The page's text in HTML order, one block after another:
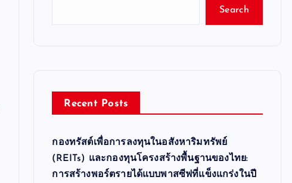
Search
Recent Posts
กองทรัสต์เพื่อการลงทุนในอสังหาริมทรัพย์
(REITs) และกองทุนโครงสร้างพื้นฐานของไทย:
การสร้างพอร์ตรายได้แบบพาสซีฟที่แข็งแกร่งในปี